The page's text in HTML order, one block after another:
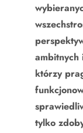
ambitnych
którzy
tylko